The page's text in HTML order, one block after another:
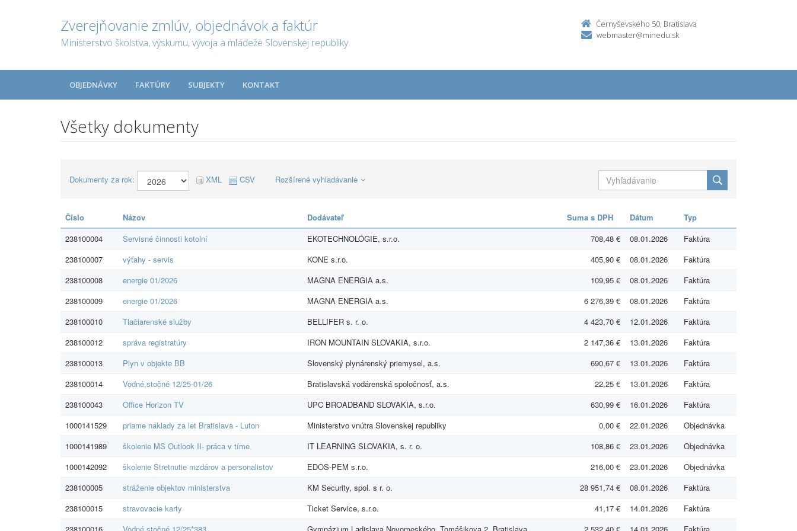
Zverejňovanie zmlúv, objednávok a faktúr
Ministerstvo školstva, výskumu, vývoja a mládeže Slovenskej republiky
Černyševského 50, Bratislava
webmaster@minedu.sk
OBJEDNÁVKY FAKTÚRY SUBJEKTY KONTAKT
Všetky dokumenty
Dokumenty za rok: XML CSV Rozšírené vyhľadávanie
Číslo Názov Dodávateľ Suma s DPH Dátum
Typ
238100004
Servisné činnosti kotolní EKOTECHNOLÓGIE, s.r.o. 708,48 € 08.01.2026
Faktúra
238100007
výťahy - servis KONE s.r.o. 405,90 € 08.01.2026
Faktúra
238100008
energie 01/2026 MAGNA ENERGIA a.s. 109,95 € 08.01.2026
Faktúra
238100009
energie 01/2026 MAGNA ENERGIA a.s. 6 276,39 € 08.01.2026
Faktúra
238100010
Tlačiarenské služby BELLIFER s. r. o. 4 423,70 € 12.01.2026
Faktúra
238100012
správa registratúry IRON MOUNTAIN SLOVAKIA, s.r.o. 2 147,36 € 13.01.2026
Faktúra
238100013
Plyn v objekte BB Slovenský plynárenský priemysel, a.s. 690,67 € 13.01.2026
Faktúra
238100014
Vodné,stočné 12/25-01/26 Bratislavská vodárenská spoločnosť, a.s. 22,25 € 13.01.2026
Faktúra
238100043
Office Horizon TV UPC BROADBAND SLOVAKIA, s.r.o. 630,99 € 16.01.2026
Faktúra
1000141529
priame náklady za let Bratislava - Luton Ministerstvo vnútra Slovenskej republiky 0,00 € 22.01.2026
Objednávka
1000141989
školenie MS Outlook II- práca v tíme IT LEARNING SLOVAKIA, s. r. o. 108,86 € 23.01.2026
Objednávka
1000142092
školenie Stretnutie mzdárov a personalistov EDOS-PEM s.r.o. 216,00 € 23.01.2026
Objednávka
238100005
stráženie objektov ministerstva KM Security, spol. s r. o. 28 951,74 € 08.01.2026
Faktúra
238100015
stravovacie karty Ticket Service, s.r.o. 41,17 € 14.01.2026
Faktúra
238100016
Vodné,stočné 12/25*383 Gymnázium Ladislava Novomeského, Tomášikova 2, Bratislava 2 532,40 € 14.01.2026 Faktúra